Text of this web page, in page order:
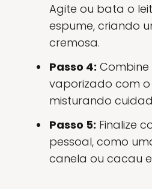
Agite ou bata o
espume, criando
cremosa.
Passo 4: Combine
vaporizado com o
misturando
Passo 5: Finalize
pessoal, como
canela ou cacau